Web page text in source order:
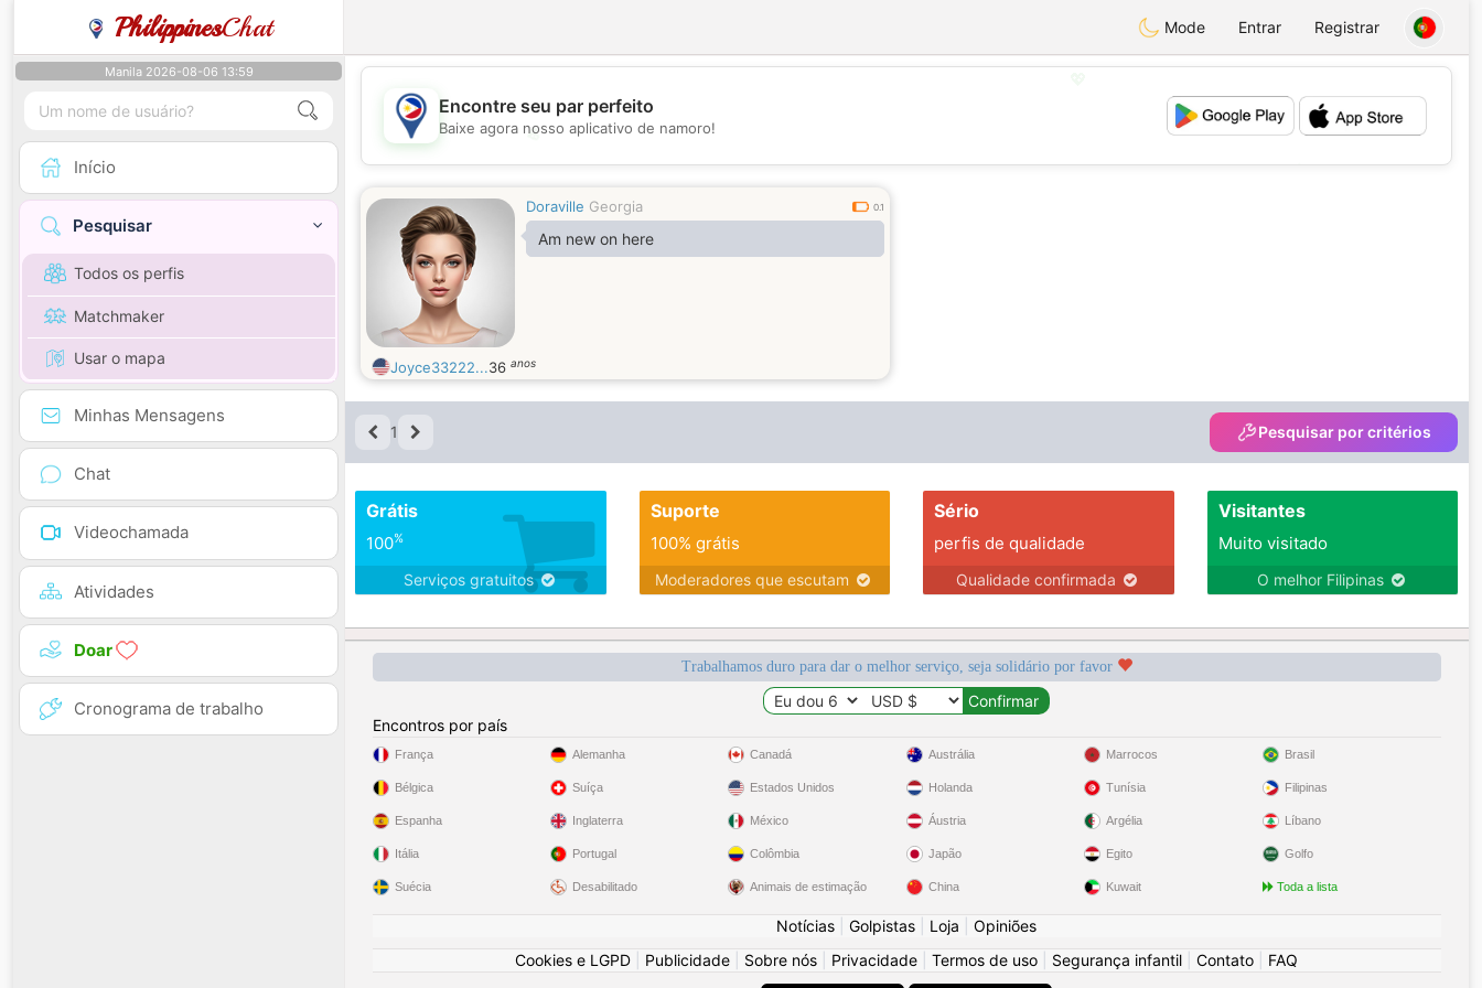
PhilippinesChat Mode Entrar Registrar
Manila 2026-08-06 13:59
Início
Pesquisar
Todos os perfis
Matchmaker
Usar o mapa
Minhas Mensagens
Chat
Videochamada
Atividades
Doar
Cronograma de trabalho
💖
💕
Encontre seu par perfeito
Baixe agora nosso aplicativo de namoro!
Doraville Georgia 0.1
Am new on here
Joyce33222...36 anos
1 Pesquisar por critérios
Grátis
100%
Serviços gratuitos
Suporte
100% grátis
Moderadores que escutam
Sério
perfis de qualidade
Qualidade confirmada
Visitantes
Muito visitado
O melhor Filipinas
Trabalhamos duro para dar o melhor serviço, seja solidário por favor
Encontros por país
França
Bélgica
Espanha
Itália
Suécia
Alemanha
Suíça
Inglaterra
Portugal
Desabilitado
Canadá
Estados Unidos
México
Colômbia
Animais de estimação
Austrália
Holanda
Áustria
Japão
China
Marrocos
Tunísia
Argélia
Egito
Kuwait
Brasil
Filipinas
Líbano
Golfo
Toda a lista
Notícias Golpistas Loja
Opiniões
Cookies e LGPD
Publicidade Sobre nós Privacidade Termos de uso Segurança infantil Contato FAQ